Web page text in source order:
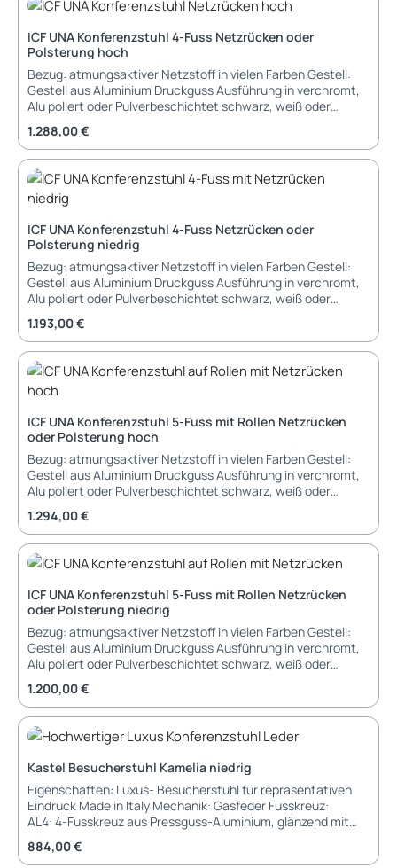
ICF UNA Konferenzstuhl 4-Fuss Netzrücken oder
Polsterung hoch
Bezug: atmungsaktiver Netzstoff in vielen Farben Gestell:
Gestell aus Aluminium Druckguss Ausführung in verchromt,
Alu poliert oder Pulverbeschichtet schwarz, weiß oder
wie Gestell Füß/Gleiter: Gleiter aus Kunstoff schwarz
Funktionen: 360 Grad drehbar Rückstell-Automatik in
Ausgangsposition (gegen Aufpreis) Lieferung und Montage:
montiert im Karton Garantie 36 Monate Garantie
Abmessungen: Breite: Tiefe: Höhe: 104 cm Sitzbreite: 60 cm
Regulärer Preis:
1.288,00 €
ICF UNA Konferenzstuhl 4-Fuss Netzrücken oder
Polsterung niedrig
Bezug: atmungsaktiver Netzstoff in vielen Farben Gestell:
Gestell aus Aluminium Druckguss Ausführung in verchromt,
Alu poliert oder Pulverbeschichtet schwarz, weiß oder
wie Gestell Füß/Gleiter: Gleiter aus Kunstoff schwarz
Funktionen: 360 Grad drehbar Rückstell-Automatik in
Ausgangsposition (gegen Aufpreis) Lieferung und Montage:
montiert im Karton Garantie 36 Monate Garantie
Abmessungen: Breite: 51 cm Tiefe: Höhe: 88 cm Sitzbreite:
Regulärer Preis:
1.193,00 €
ICF UNA Konferenzstuhl 5-Fuss mit Rollen Netzrücken
oder Polsterung hoch
Bezug: atmungsaktiver Netzstoff in vielen Farben Gestell:
Gestell aus Aluminium Druckguss Ausführung in verchromt,
Alu poliert oder Pulverbeschichtet schwarz, weiß oder
wie Gestell Füß/Gleiter: Gleiter aus Kunstoff schwarz
Funktionen: 360 Grad drehbar Rückstell-Automatik in
Ausgangsposition (gegen Aufpreis) Lieferung und Montage:
montiert im Karton Garantie 36 Monate Garantie
Abmessungen: Breite: Tiefe: Höhe: 104 cm Sitzbreite: 60 cm
Sitztiefe: 48 cm Sitzhöhe: 46 cm
Regulärer Preis:
1.294,00 €
ICF UNA Konferenzstuhl 5-Fuss mit Rollen Netzrücken
oder Polsterung niedrig
Bezug: atmungsaktiver Netzstoff in vielen Farben Gestell:
Gestell aus Aluminium Druckguss Ausführung in verchromt,
Alu poliert oder Pulverbeschichtet schwarz, weiß oder
wie Gestell Füß/Gleiter: Rollen für Weich- und Hartboden
Funktionen: 360 Grad drehbar Rückstell-Automatik in
Ausgangsposition (gegen Aufpreis) Lieferung und Montage:
montiert im Karton Garantie 36 Monate Garantie
Abmessungen: Breite: 51 cm Tiefe: Höhe: 88 cm (fixe
Sitzhöhe / 88 bis 98 cm (variable Sitzhöhe) Sitzbreite: 51 cm
Sitztiefe: 48 cm Sitzhöhe: 46 cm (fixe Sitzhöhe / 44 bis 54
cm (variable Sitzhöhe)
Regulärer Preis:
1.200,00 €
Kastel Besucherstuhl Kamelia niedrig
Eigenschaften: Luxus- Besucherstuhl für repräsentativen
Eindruck Made in Italy Mechanik: Gasfeder Fusskreuz:
AL4: 4-Fusskreuz aus Pressguss-Aluminium, glänzend mit
bis 103 cm Sitzhöhe: 44 bis 56 cm Montage und Lieferung:
Regulärer Preis:
884,00 €